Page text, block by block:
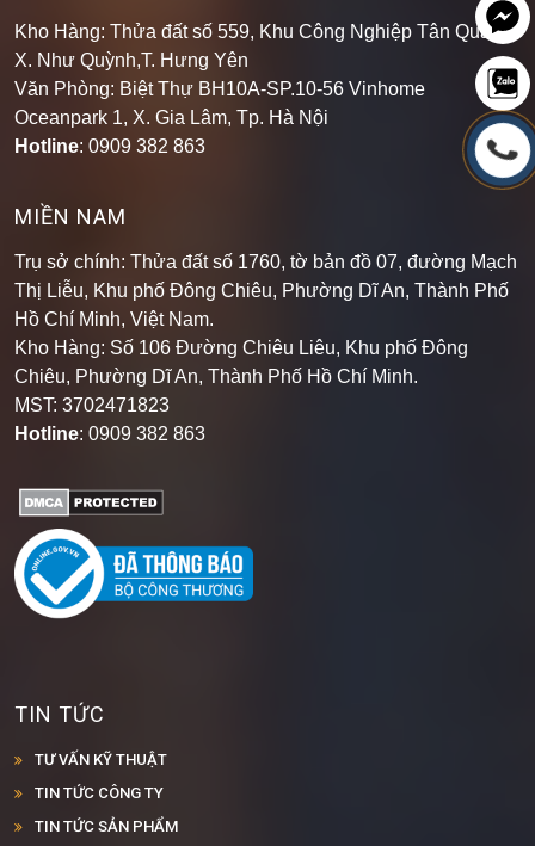
Kho Hàng: Thửa đất số 559, Khu Công Nghiệp Tân Quang,
X. Như Quỳnh,T. Hưng Yên
Văn Phòng: Biệt Thự BH10A-SP.10-56 Vinhome
Oceanpark 1, X. Gia Lâm, Tp. Hà Nội
Hotline: 0909 382 863
MIỀN NAM
Trụ sở chính: Thửa đất số 1760, tờ bản đồ 07, đường Mạch
Thị Liễu, Khu phố Đông Chiêu, Phường Dĩ An, Thành Phố
Hồ Chí Minh, Việt Nam.
Kho Hàng: Số 106 Đường Chiêu Liêu, Khu phố Đông
Chiêu, Phường Dĩ An, Thành Phố Hồ Chí Minh.
MST: 3702471823
Hotline: 0909 382 863
TIN TỨC
TƯ VẤN KỸ THUẬT
TIN TỨC CÔNG TY
TIN TỨC SẢN PHẨM